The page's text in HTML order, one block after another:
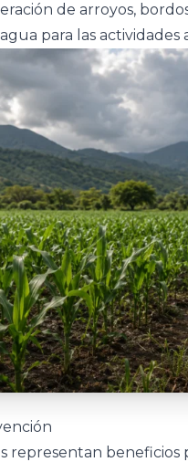
de arroyos,
para las
representan beneficios